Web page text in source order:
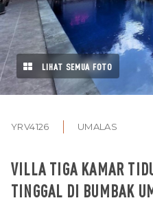
LIHAT SEMUA FOTO
YRV4126 UMALAS
VILLA TIGA KAMAR
TINGGAL DI BUMBAK